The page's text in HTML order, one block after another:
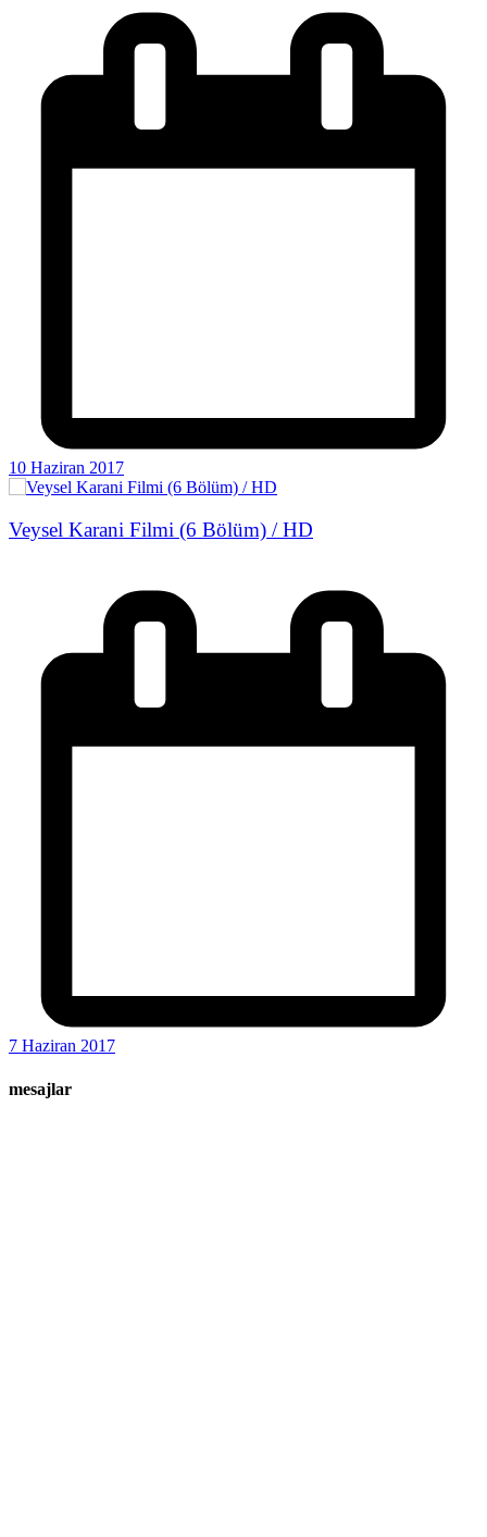
10 Haziran 2017
Veysel Karani Filmi (6 Bölüm) / HD
7 Haziran 2017
mesajlar